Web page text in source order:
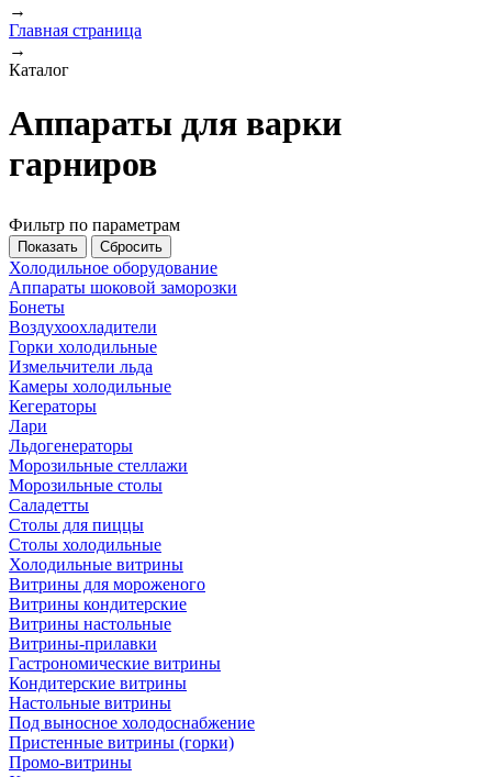
→
Главная страница
→
Каталог
Аппараты для варки
гарниров
Фильтр по параметрам
Холодильное оборудование
Аппараты шоковой заморозки
Бонеты
Воздухоохладители
Горки холодильные
Измельчители льда
Камеры холодильные
Кегераторы
Лари
Льдогенераторы
Морозильные стеллажи
Морозильные столы
Саладетты
Столы для пиццы
Столы холодильные
Холодильные витрины
Витрины для мороженого
Витрины кондитерские
Витрины настольные
Витрины-прилавки
Гастрономические витрины
Кондитерские витрины
Настольные витрины
Под выносное холодоснабжение
Пристенные витрины (горки)
Промо-витрины